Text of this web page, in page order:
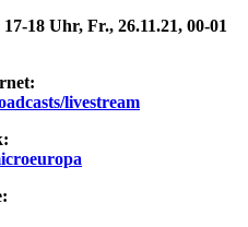
18 Uhr, Fr., 26.11.21, 00-01
livestream